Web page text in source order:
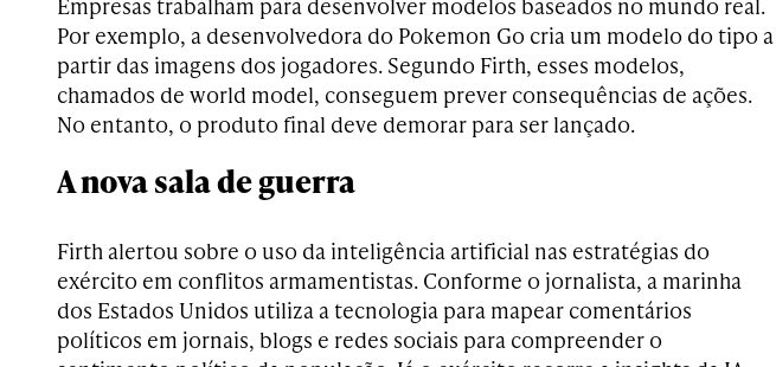
Por exemplo, a desenvolvedora do Pokemon Go cria um modelo do tipo a
partir das imagens dos jogadores. Segundo Firth, esses modelos,
chamados de world model, conseguem prever consequências de ações.
No entanto, o produto final deve demorar para ser lançado.
A nova sala de guerra
Firth alertou sobre o uso da inteligência artificial nas estratégias do
exército em conflitos armamentistas. Conforme o jornalista, a marinha
dos Estados Unidos utiliza a tecnologia para mapear comentários
políticos em jornais, blogs e redes sociais para compreender o